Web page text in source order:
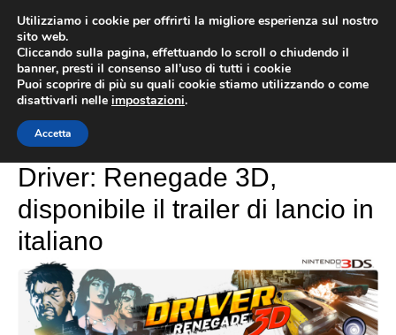
contenuto
Driver Renegade
Driver: Renegade 3D,
disponibile il trailer di lancio in
italiano
Utilizziamo i cookie per offrirti la migliore esperienza sul nostro
sito web.
Cliccando sulla pagina, effettuando lo scroll o chiudendo il
banner, presti il consenso all’uso di tutti i cookie
Puoi scoprire di più su quali cookie stiamo utilizzando o come
disattivarli nelle impostazioni.
Accetta